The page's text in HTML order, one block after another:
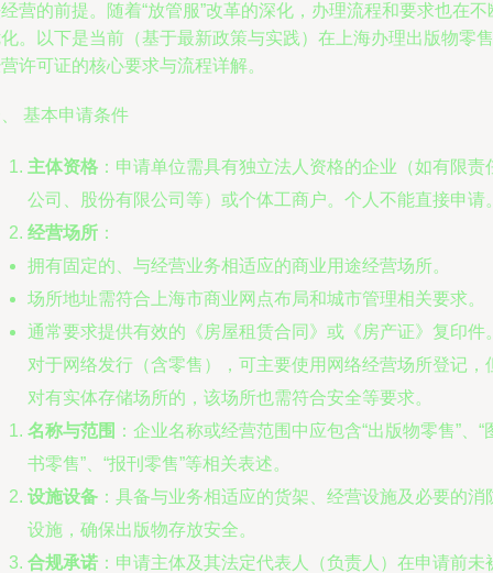
营的前提。随着“放管服”改革的深化，办理流程和要求也在不
。以下是当前（基于最新政策与实践）在上海办理出版物零售
许可证的核心要求与流程详解。
基本申请条件
主体资格 ：申请单位需具有独立法人资格的企业（如有限责
公司、股份有限公司等）或个体工商户。个人不能直接申请
经营场所 ：
拥有固定的、与经营业务相适应的商业用途经营场所。
场所地址需符合上海市商业网点布局和城市管理相关要求。
通常要求提供有效的《房屋租赁合同》或《房产证》复印件
对于网络发行（含零售），可主要使用网络经营场所登记，
对有实体存储场所的，该场所也需符合安全等要求。
名称与范围 ：企业名称或经营范围中应包含“出版物零售”、“
书零售”、“报刊零售”等相关表述。
设施设备 ：具备与业务相适应的货架、经营设施及必要的消
设施，确保出版物存放安全。
合规承诺 ：申请主体及其法定代表人（负责人）在申请前未